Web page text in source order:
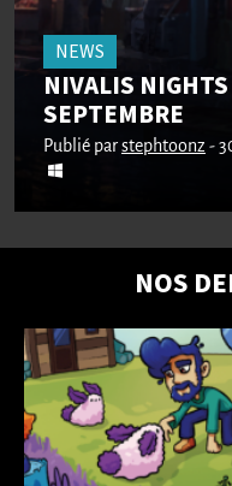
NEWS
NIVALIS
SEPTEMBRE
Publié parstephtoonz -
NOS